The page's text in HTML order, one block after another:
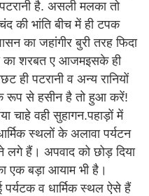
है. असली मलका तो
की भांति बीच में ही टपक
का जहांगीर बुरी तरह फिदा
का शरबत ए आजमइसके ही
ही पटरानी व अन्य रानियों
रूप से हसीन है तो हुआ करें!
चाहे वही सुहागन.पहाड़ों में
स्थलों के अलावा पर्यटन
हैं। अपवाद को छोड़ दिया
एक बड़ा आयाम भी है।
व धार्मिक स्थल ऐसे हैं